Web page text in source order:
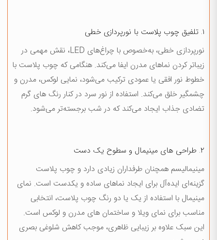
۱. تلفیق چوب پلاست با نورپردازی خطی
نورپردازی خطی، به‌خصوص با چراغ‌های LED، نقش مهمی در
زیباتر کردن نماهای مدرن ایفا می‌کند. هنگامی که چوب پلاست با
خطوط نور افقی یا عمودی ترکیب می‌شود، نمایی لوکس، مدرن و
چشمگیر خلق می‌کند. استفاده از نور سرد در کنار رنگ های گرم
تضادی جذاب ایجاد می‌کند که در شب برجسته‌تر می‌شود.
۲. طراحی های مینیمال و سطوح یک دست
مینیمالیسم همچنان طرفداران زیادی دارد و چوب پلاست
گزینه‌ای ایده‌آل برای ایجاد نماهای ساده و یکدست است. نمای
مینیمال با استفاده از یک یا دو رنگ چوب پلاست، انتخابی
مناسب برای نمای ویلا و ساختمان های مدرن و لوکس است.
این سبک علاوه بر زیبایی ظاهری، موجب کاهش شلوغی بصری